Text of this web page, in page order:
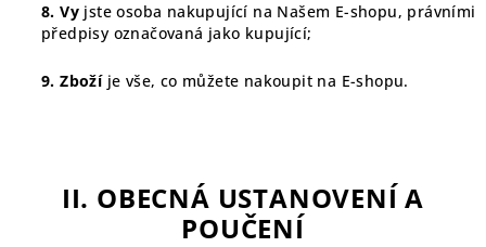
8. Vy jste osoba nakupující na Našem E-shopu, právními
předpisy označovaná jako kupující;
9. Zbožíje vše, co můžete nakoupit na E-shopu.
II. OBECNÁ USTANOVENÍ A
POUČENÍ